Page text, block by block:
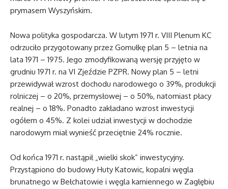
prymasem Wyszyńskim.
Nowa polityka gospodarcza. W lutym 1971 r. VIII Plenum KC
odrzuciło przygotowany przez Gomułkę plan 5 – letnia na
lata 1971 – 1975. Jego zmodyfikowaną wersję przyjęto w
grudniu 1971 r. na VI Zjeździe PZPR. Nowy plan 5 – letni
przewidywał wzrost dochodu narodowego o 39%, produkcji
rolniczej – o 20%, przemysłowej – o 50%, natomiast płacy
realnej – o 18%. Ponadto zakładano wzrost inwestycji
ogółem o 45%. Z kolei udział inwestycji w dochodzie
narodowym miał wynieść przeciętnie 24% rocznie.
Od końca 1971 r. nastąpił „wielki skok” inwestycyjny.
Przystąpiono do budowy Huty Katowic, kopalni węgla
brunatnego w Bełchatowie i węgla kamiennego w Zagłębiu